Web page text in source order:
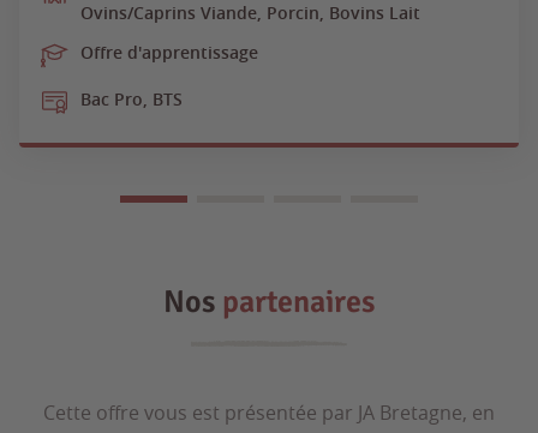
Ovins/Caprins Viande, Porcin, Bovins Lait
Offre d'apprentissage
Bac Pro, BTS
Nos partenaires
Cette offre vous est présentée par JA Bretagne, en